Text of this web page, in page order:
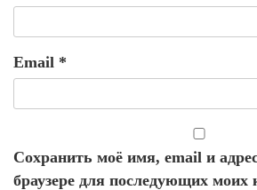
Email *
Сохранить моё имя, email и
браузере для последующих моих